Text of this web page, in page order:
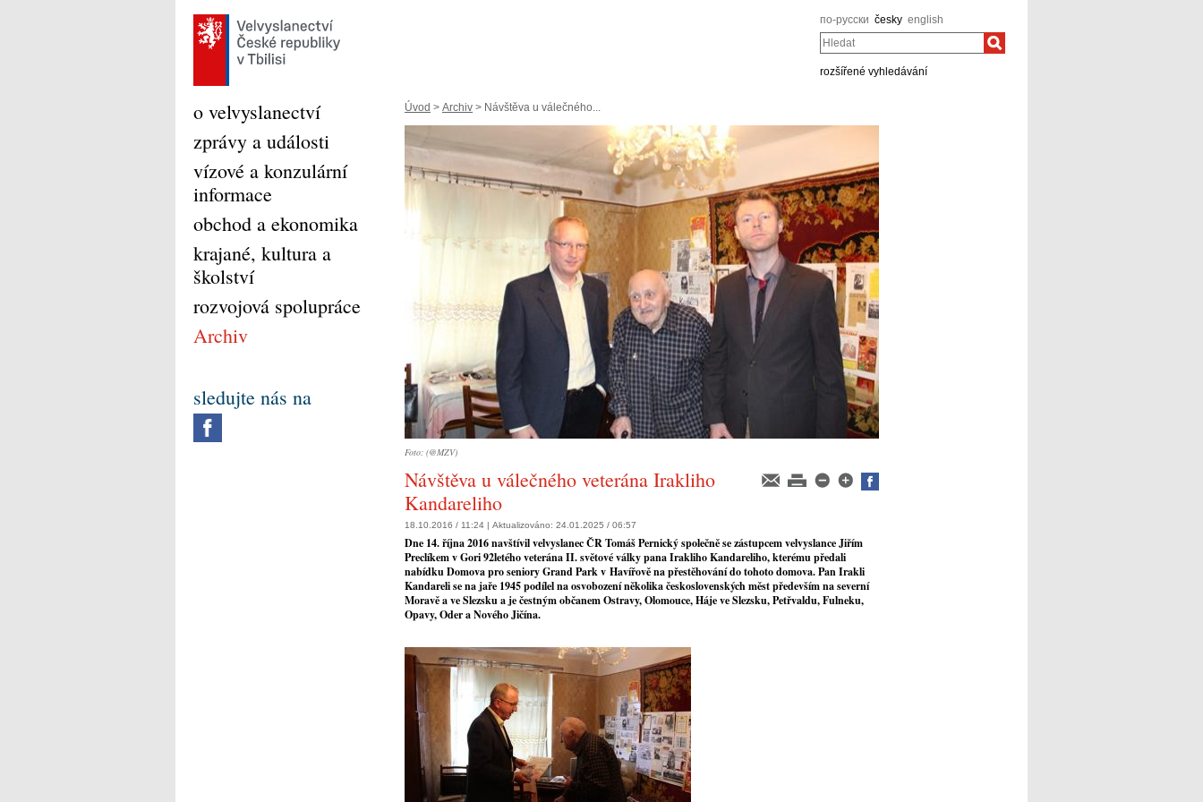
по-русски česky english
Hledat
rozšířené vyhledávání
Úvod > Archiv > Návštěva u válečného...
Foto: (@MZV)
Návštěva u válečného veterána Irakliho
Kandareliho
18.10.2016 / 11:24 | Aktualizováno: 24.01.2025 / 06:57
Dne 14. října 2016 navštívil velvyslanec ČR Tomáš Pernický společně se zástupcem velvyslance Jiřím
Preclíkem v Gori 92letého veterána II. světové války pana Irakliho Kandareliho, kterému předali
nabídku Domova pro seniory Grand Park v Havířově na přestěhování do tohoto domova. Pan Irakli
Kandareli se na jaře 1945 podílel na osvobození několika československých měst především na severní
Moravě a ve Slezsku a je čestným občanem Ostravy, Olomouce, Háje ve Slezsku, Petřvaldu, Fulneku,
Opavy, Oder a Nového Jičína.
o velvyslanectví
zprávy a události
vízové a konzulární
informace
obchod a ekonomika
krajané, kultura a
školství
rozvojová spolupráce
Archiv
sledujte nás na